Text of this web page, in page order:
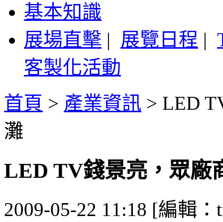
基本知識
展場直擊 | 展覽日程 |
客製化活動
首頁 > 產業資訊 > LED
灘
LED TV錢景亮，眾廠
2009-05-22 11:18 [編輯：